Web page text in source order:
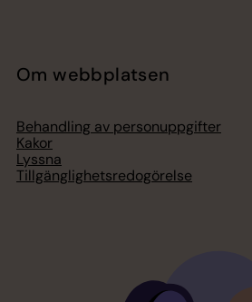
Om webbplatsen
Behandling av personuppgifter
Kakor
Lyssna
Tillgänglighetsredogörelse